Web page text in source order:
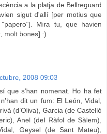
a la platja de Bellreguard
sigut d'allí [per motius que
Mira tu, que havien
molt bones] :)
2008 09:03
que s’han nomenat. Ho ha fet
dit un fum: El León, Vidal,
(d’Oliva), Garcia (de Castelló
Anel (del Ràfol de Sàlem),
Geysel (de Sant Mateu),